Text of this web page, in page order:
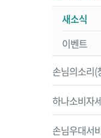
새소식
이벤트
손님의소리
하나소비자
손님우대서